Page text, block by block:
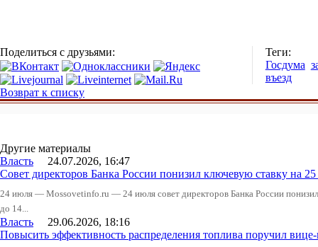
Поделиться с друзьями:
Теги:
Госдума
въезд
Возврат к списку
Другие материалы
Власть 24.07.2026, 16:47
Совет директоров Банка России понизил ключевую ставку на
24 июля — Mossovetinfo.ru — 24 июля совет директоров Банка России
до 14...
Власть 29.06.2026, 18:16
Повысить эффективность распределения топлива поручил